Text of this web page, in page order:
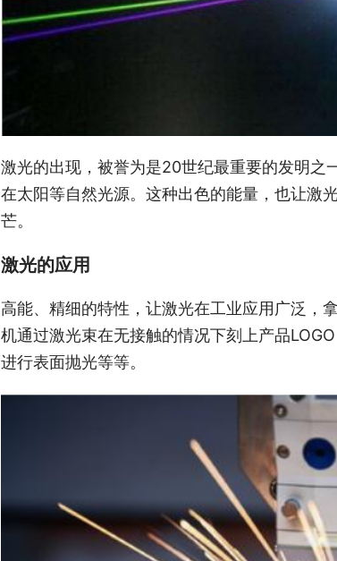
激光的出现，被誉为是20世纪最重要的发明之
在太阳等自然光源。这种出色的能量，也让激
芒。
激光的应用
高能、精细的特性，让激光在工业应用广泛，
机通过激光束在无接触的情况下刻上产品
进行表面抛光等等。